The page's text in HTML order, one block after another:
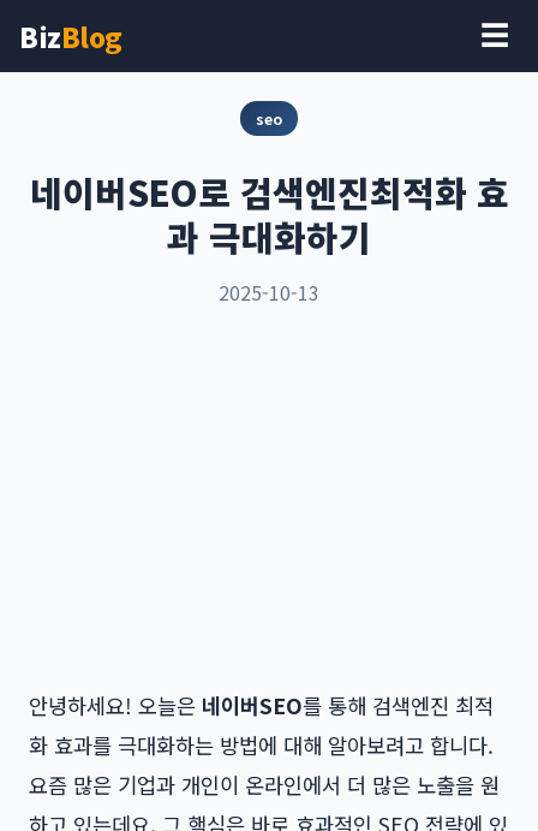
BizBlog ☰
seo
네이버SEO로 검색엔진최적화 효
과 극대화하기
2025-10-13
안녕하세요! 오늘은 네이버SEO를 통해 검색엔진 최적
화 효과를 극대화하는 방법에 대해 알아보려고 합니다.
요즘 많은 기업과 개인이 온라인에서 더 많은 노출을 원
하고 있는데요, 그 핵심은 바로 효과적인 SEO 전략에 있